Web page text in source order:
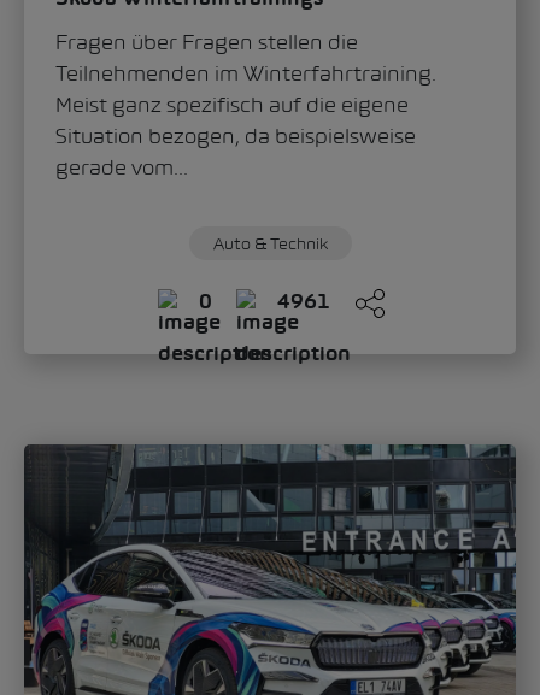
Fragen über Fragen stellen die
Teilnehmenden im Winterfahrtraining.
Meist ganz spezifisch auf die eigene
Situation bezogen, da beispielsweise
gerade vom...
Auto & Technik
0 4961